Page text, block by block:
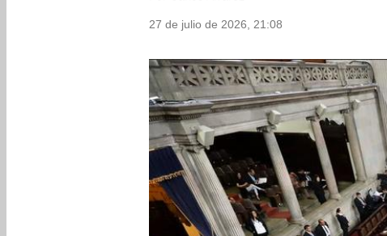
27 de julio de 2026, 21:08